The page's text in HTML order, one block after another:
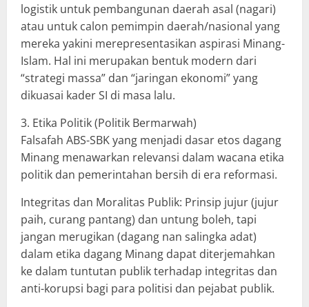
logistik untuk pembangunan daerah asal (nagari)
atau untuk calon pemimpin daerah/nasional yang
mereka yakini merepresentasikan aspirasi Minang-
Islam. Hal ini merupakan bentuk modern dari
“strategi massa” dan “jaringan ekonomi” yang
dikuasai kader SI di masa lalu.
​3. Etika Politik (Politik Bermarwah)
​Falsafah ABS-SBK yang menjadi dasar etos dagang
Minang menawarkan relevansi dalam wacana etika
politik dan pemerintahan bersih di era reformasi.
​Integritas dan Moralitas Publik: Prinsip jujur (jujur
paih, curang pantang) dan untung boleh, tapi
jangan merugikan (dagang nan salingka adat)
dalam etika dagang Minang dapat diterjemahkan
ke dalam tuntutan publik terhadap integritas dan
anti-korupsi bagi para politisi dan pejabat publik.